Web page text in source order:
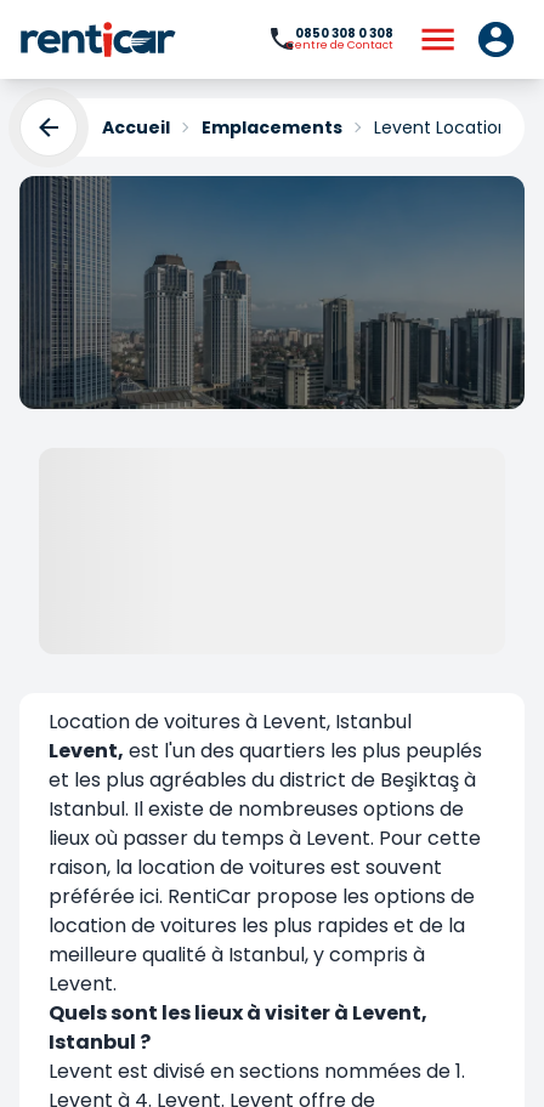
0850 308 0 308
Centre de Contact
Accueil Emplacements Levent Location de
Levent Location de
Location de voitures à Levent, Istanbul
Levent, est l'un des quartiers les plus peuplés
et les plus agréables du district de Beşiktaş à
Istanbul. Il existe de nombreuses options de
lieux où passer du temps à Levent. Pour cette
raison, la location de voitures est souvent
préférée ici. RentiCar propose les options de
location de voitures les plus rapides et de la
meilleure qualité à Istanbul, y compris à
Levent.
Quels sont les lieux à visiter à Levent,
Istanbul ?
Levent est divisé en sections nommées de 1.
Levent à 4. Levent. Levent offre de